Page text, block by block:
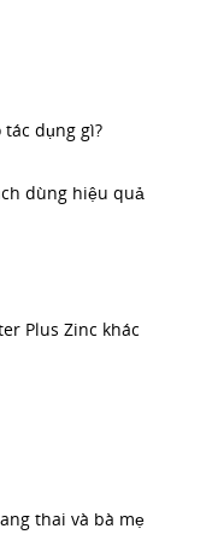
dụng gì?
dùng hiệu quả
Plus Zinc khác
thai và bà mẹ